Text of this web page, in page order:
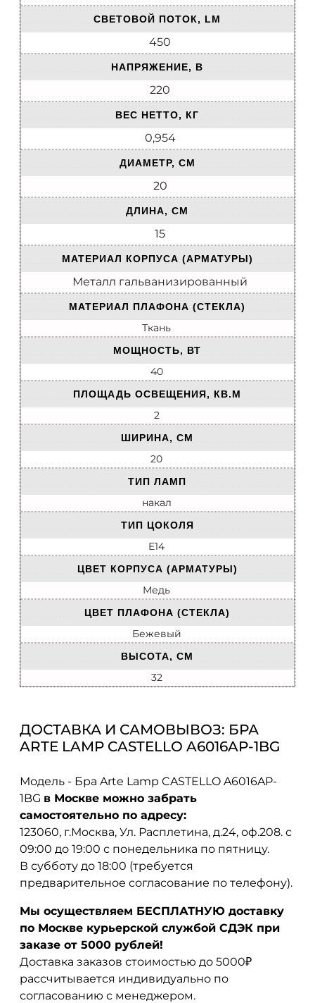
СВЕТОВОЙ ПОТОК, LM
450
НАПРЯЖЕНИЕ, В
220
ВЕС НЕТТО, КГ
0,954
ДИАМЕТР, СМ
20
ДЛИНА, СМ
15
МАТЕРИАЛ КОРПУСА (АРМАТУРЫ)
Металл гальванизированный
МАТЕРИАЛ ПЛАФОНА (СТЕКЛА)
Ткань
МОЩНОСТЬ, ВТ
40
ПЛОЩАДЬ ОСВЕЩЕНИЯ, КВ.М
2
ШИРИНА, СМ
20
ТИП ЛАМП
накал
ТИП ЦОКОЛЯ
E14
ЦВЕТ КОРПУСА (АРМАТУРЫ)
Медь
ЦВЕТ ПЛАФОНА (СТЕКЛА)
Бежевый
ВЫСОТА, СМ
32
ДОСТАВКА И САМОВЫВОЗ: БРА
ARTE LAMP CASTELLO A6016AP-1BG
Модель - Бра Arte Lamp CASTELLO A6016AP-
1BG в Москве можно забрать
самостоятельно по адресу:
123060, г.Москва, Ул. Расплетина, д.24, оф.208. с
09:00 до 19:00 с понедельника по пятницу.
В субботу до 18:00 (требуется
предварительное согласование по телефону).
Мы осуществляем БЕСПЛАТНУЮ доставку
по Москве курьерской службой СДЭК при
заказе от 5000 рублей!
Доставка заказов стоимостью до 5000₽
рассчитывается индивидуально по
согласованию с менеджером.